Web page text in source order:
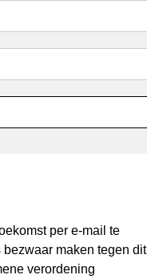
per e-mail te
maken tegen dit
verordening